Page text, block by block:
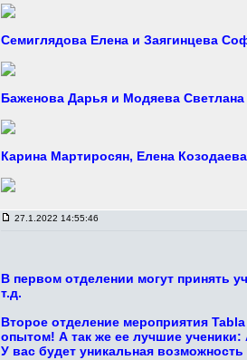
Семиглядова Елена и Заягинцева
Баженова Дарья и Модяева Светлана
Карина Мартиросян, Елена
27.1.2022 14:55:46
В первом отделении могут принять
т.д.
Второе отделение мероприятия
опытом! А так же ее лучшие
У вас будет уникальная